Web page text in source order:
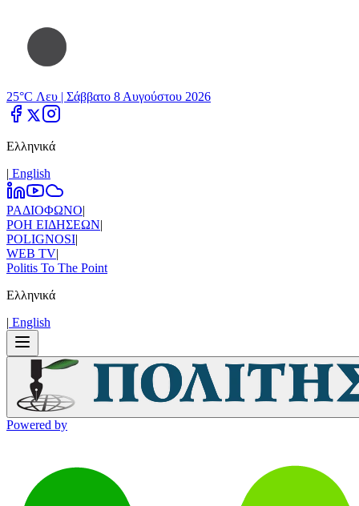
25°C Λευ | Σάββατο 8 Αυγούστου 2026
Ελληνικά
| Εnglish
ΡΑΔΙΟΦΩΝΟ|
ΡΟΗ ΕΙΔΗΣΕΩΝ|
POLIGNOSI|
WEB TV|
Politis To The Point
Ελληνικά
| Εnglish
Powered by